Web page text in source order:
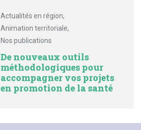
Actualités en région,
Animation territoriale,
Nos publications
De nouveaux outils
méthodologiques pour
accompagner vos projets
en promotion de la santé